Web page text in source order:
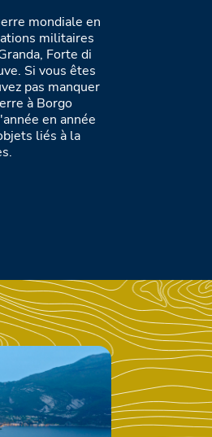
mondiale en
militaires
Forte di
Si vous êtes
pas manquer
à Borgo
en année
liés à la